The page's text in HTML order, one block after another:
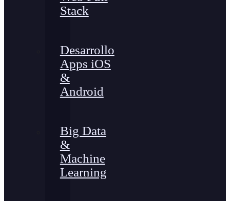
Stack
Desarrollo
Apps iOS
&
Android
Big Data
&
Machine
Learning